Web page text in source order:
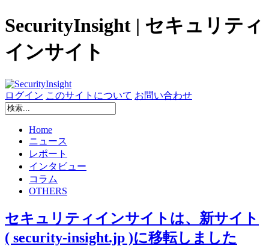
SecurityInsight | セキュリティ
インサイト
ログイン このサイトについて お問い合わせ
Home
ニュース
レポート
インタビュー
コラム
OTHERS
セキュリティインサイトは、新サイト
( security-insight.jp )に移転しました